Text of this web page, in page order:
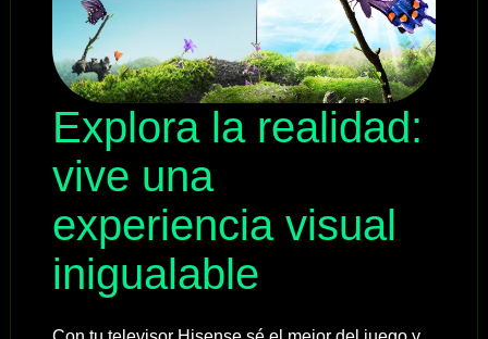
Explora la realidad:
vive una
experiencia visual
inigualable